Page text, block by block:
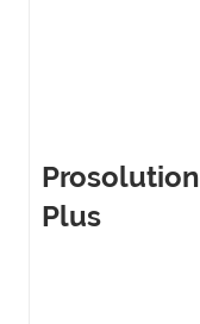
Prosolution
Plus